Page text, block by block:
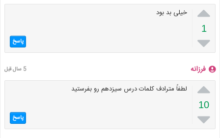

1

خیلی بد بود
پاسخ
فرزانه 5 سال قبل

10

لطفاً مترادف کلمات درس سیزدهم رو بفرستید
پاسخ